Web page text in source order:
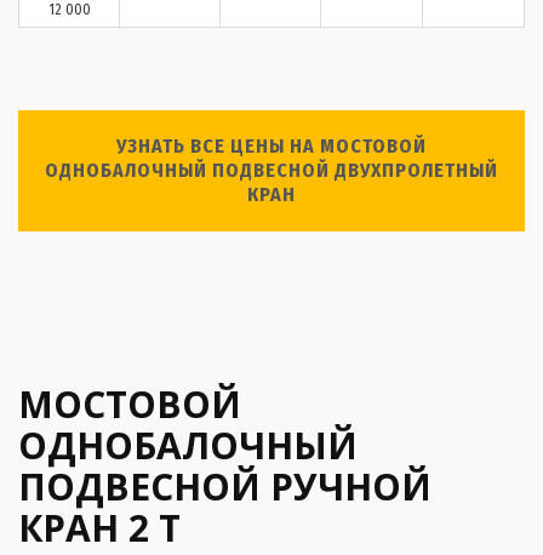
12 000
УЗНАТЬ ВСЕ ЦЕНЫ НА МОСТОВОЙ
ОДНОБАЛОЧНЫЙ ПОДВЕСНОЙ ДВУХПРОЛЕТНЫЙ
КРАН
МОСТОВОЙ
ОДНОБАЛОЧНЫЙ
ПОДВЕСНОЙ РУЧНОЙ
КРАН 2 Т